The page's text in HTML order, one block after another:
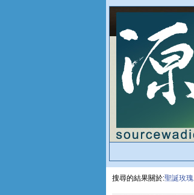
搜尋的結果關於:聖誕玫瑰